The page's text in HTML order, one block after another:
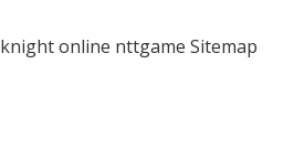
knight online nttgame Sitemap